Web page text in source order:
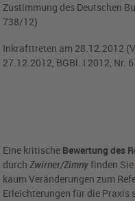
Zustimmung des Deutschen
738/12)
Inkrafttreten am 28.12.2012
27.12.2012, BGBl. I 2012, Nr.
Eine kritische Bewertung des
durchZwirner/Zimnyfinden Sie
kaum Veränderungen zum
Erleichterungen für die